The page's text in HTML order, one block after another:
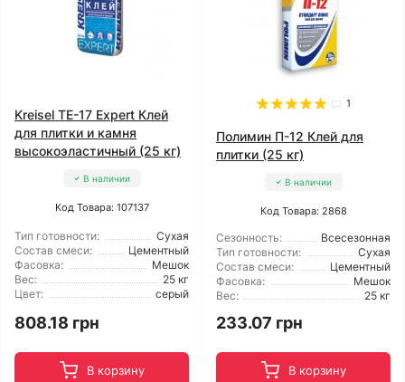
Kreisel TE-17 Expert Клей
для плитки и камня
высокоэластичный (25 кг)
В наличии
Код Товара: 107137
Тип готовности:
Сухая
Состав смеси:
Цементный
Фасовка:
Мешок
Вес:
25 кг
Цвет:
серый
808.18 грн
В корзину
1
Полимин П-12 Клей для
плитки (25 кг)
В наличии
Код Товара: 2868
Сезонность:
Всесезонная
Тип готовности:
Сухая
Состав смеси:
Цементный
Фасовка:
Мешок
Вес:
25 кг
233.07 грн
В корзину